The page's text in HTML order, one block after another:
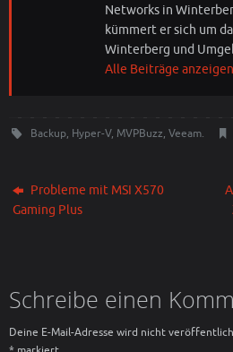
Networks in
kümmert er sich um
Winterberg und
Alle Beiträge
Backup, Hyper-V, MVPBuzz, Veeam.
Probleme mit MSI X570
Gaming Plus
Schreibe einen
Deine E-Mail-Adresse wird nicht